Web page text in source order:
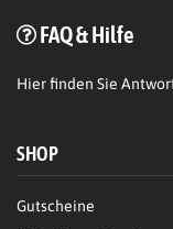
FAQ & Hilfe
Hierfinden Sie
SHOP
Gutscheine